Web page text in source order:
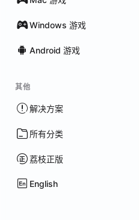
Windows 游戏
Android 游戏
其他
解决方案
所有分类
荔枝正版
English